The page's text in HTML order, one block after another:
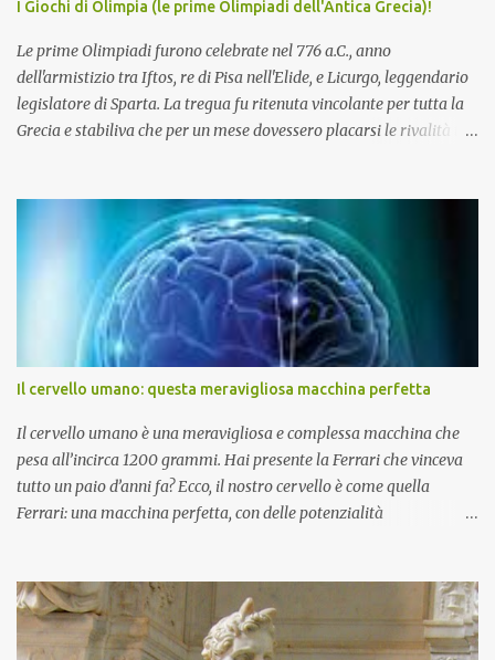
(successivamente, la cultura micenea greca...
I Giochi di Olimpia (le prime Olimpiadi dell'Antica Grecia)!
Le prime Olimpiadi furono celebrate nel 776 a.C., anno
dell'armistizio tra Iftos, re di Pisa nell'Elide, e Licurgo, leggendario
legislatore di Sparta. La tregua fu ritenuta vincolante per tutta la
Grecia e stabiliva che per un mese dovessero placarsi le rivalità tra
nella città di Olimpia nell'Elide e che fossero poste sotto l'alto
patrocinio di Zeus . Alle gare partecipavano atleti da ogni parte
del mondo greco, uomini e donne, ma solo al pubblico maschile era
consentito assistere alle gare. I vincitori venivano premiati con
serti di alloro e godevano di una enorme fama in tutta la Grecia.
Durante la dominazione romana i giochi furono celebrati a Roma
nell'anno 80 a.C. per volere di Silla . Ebbero poi un nuovo periodo di
fioritura con Augusto e i primi imperatori. Interrotti una prima
volta per l'invasione degli Er...
Il cervello umano: questa meravigliosa macchina perfetta
Il cervello umano è una meravigliosa e complessa macchina che
pesa all’incirca 1200 grammi. Hai presente la Ferrari che vinceva
tutto un paio d’anni fa? Ecco, il nostro cervello è come quella
Ferrari: una macchina perfetta, con delle potenzialità
di elaborare circa 30 miliardi d’informazioni il secondo. L’essere
umano conosce tutto del funzionamento degli organi del suo
corpo, in realtà, sul cervello non conosciamo molto. Senza scendere